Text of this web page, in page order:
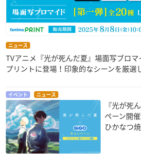
ニュース
TVアニメ『光が死んだ夏』場面写ブロ
プリントに登場！印象的なシーンを厳選
イベント ニュース
『光が死
ペーン開
ひかなつ